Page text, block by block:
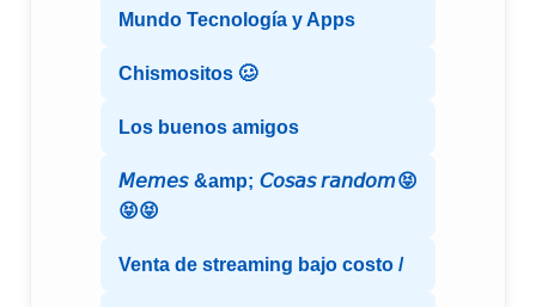
Mundo Tecnología y Apps
Chismositos 🥴
Los buenos amigos
𝘔𝘦𝘮𝘦𝘴 &amp; 𝘊𝘰𝘴𝘢𝘴 𝘳𝘢𝘯𝘥𝘰𝘮😝
😝😝
Venta de streaming bajo costo /